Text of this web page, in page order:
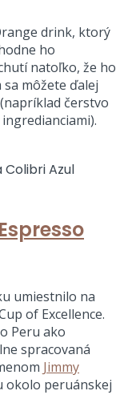
drink, ktorý
ho
natoľko, že ho
môžete ďalej
čerstvo
Espresso
umiestnilo na
of Excellence.
Peru ako
spracovaná
Jimmy
okolo peruánskej